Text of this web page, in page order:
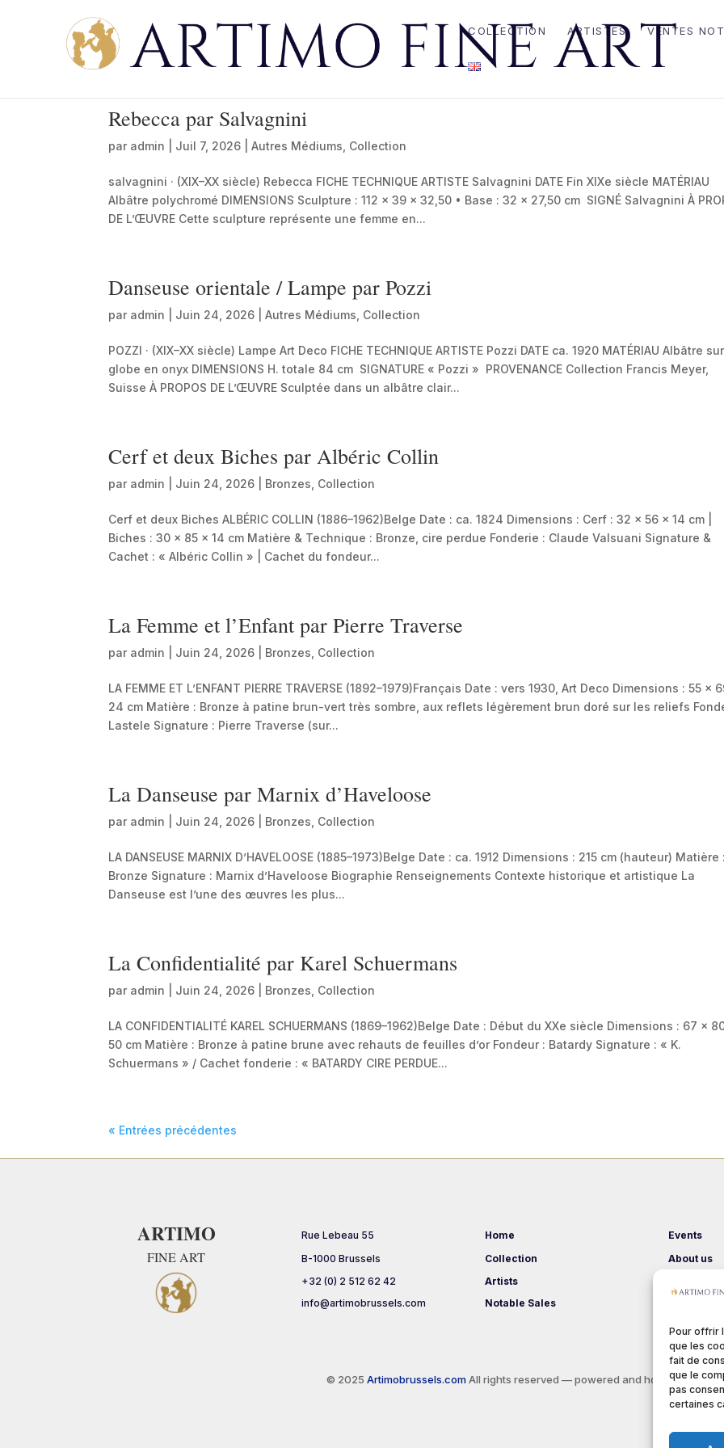
Pour offrir
que les
fait de
que le
pas
certaines
COLLECTION ARTISTES VENTES
Rebecca par Salvagnini
par admin Juil 7, 2026 |Autres Médiums Collection
salvagnini · (XIX–XX siècle) Rebecca FICHE TECHNIQUE ARTISTE Salvagnini DATE Fin XIXe siècle MATÉRIAU
Albâtre polychromé DIMENSIONS Sculpture : 112 x 39 x 32,50 • Base : 32 x 27,50 cm SIGNÉ Salvagnini À
DE L’ŒUVRE Cette sculpture représente une femme en...
Danseuse orientale / Lampe par Pozzi
par admin Juin 24, 2026 |Autres Médiums Collection
POZZI · (XIX–XX siècle) Lampe Art Deco FICHE TECHNIQUE ARTISTE Pozzi DATE ca. 1920 MATÉRIAU Albâtre sur
globe en onyx DIMENSIONS H. totale 84 cm SIGNATURE « Pozzi » PROVENANCE Collection Francis Meyer,
Suisse À PROPOS DE L’ŒUVRE Sculptée dans un albâtre clair...
Cerf et deux Biches par Albéric Collin
par admin Juin 24, 2026 Bronzes Collection
Cerf et deux Biches ALBÉRIC COLLIN (1886–1962)Belge Date : ca. 1824 Dimensions : Cerf : 32 × 56 × 14 cm |
Biches : 30 × 85 × 14 cm Matière & Technique : Bronze, cire perdue Fonderie : Claude Valsuani Signature &
Cachet : « Albéric Collin » | Cachet du fondeur...
La Femme et l’Enfant par Pierre Traverse
par admin Juin 24, 2026 Bronzes Collection
LA FEMME ET L’ENFANT PIERRE TRAVERSE (1892–1979)Français Date : vers 1930, Art Deco Dimensions : 55 ×
24 cm Matière : Bronze à patine brun-vert très sombre, aux reflets légèrement brun doré sur les reliefs
Lastele Signature : Pierre Traverse (sur...
La Danseuse par Marnix d’Haveloose
par admin Juin 24, 2026 Bronzes Collection
LA DANSEUSE MARNIX D’HAVELOOSE (1885–1973)Belge Date : ca. 1912 Dimensions : 215 cm (hauteur) Matière :
Bronze Signature : Marnix d’Haveloose Biographie Renseignements Contexte historique et artistique La
Danseuse est l’une des œuvres les plus...
La Confidentialité par Karel Schuermans
par admin Juin 24, 2026 Bronzes Collection
LA CONFIDENTIALITÉ KAREL SCHUERMANS (1869–1962)Belge Date : Début du XXe siècle Dimensions : 67 ×
50 cm Matière : Bronze à patine brune avec rehauts de feuilles d’or Fondeur : Batardy Signature : « K.
Schuermans » / Cachet fonderie : « BATARDY CIRE PERDUE...
« Entrées précédentes
ARTIMO
FINE ART
Rue Lebeau 55
B-1000 Brussels
+32 (0) 2 512 62 42
info@artimobrussels.com
Home
Collection
Artists
Notable Sales
Events
About us
© 2025 Artimobrussels.comAll rights reserved — powered and hosted by